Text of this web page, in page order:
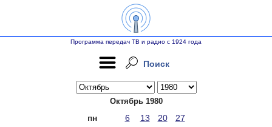
Программа передач ТВ и радио с 1924 года
Поиск
Октябрь 1980
пн 6 13 20
27